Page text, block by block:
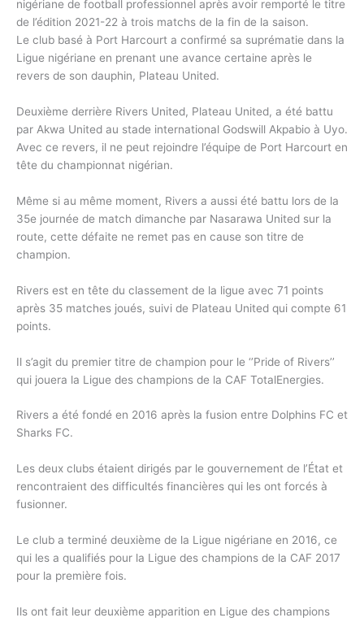
nigériane de football professionnel après avoir remporté le titre
de l’édition 2021-22 à trois matchs de la fin de la saison.
Le club basé à Port Harcourt a confirmé sa suprématie dans la
Ligue nigériane en prenant une avance certaine après le
revers de son dauphin, Plateau United.
Deuxième derrière Rivers United, Plateau United, a été battu
par Akwa United au stade international Godswill Akpabio à Uyo.
Avec ce revers, il ne peut rejoindre l’équipe de Port Harcourt en
tête du championnat nigérian.
Même si au même moment, Rivers a aussi été battu lors de la
35e journée de match dimanche par Nasarawa United sur la
route, cette défaite ne remet pas en cause son titre de
champion.
Rivers est en tête du classement de la ligue avec 71 points
après 35 matches joués, suivi de Plateau United qui compte 61
points.
Il s’agit du premier titre de champion pour le ‘’Pride of Rivers’’
qui jouera la Ligue des champions de la CAF TotalEnergies.
Rivers a été fondé en 2016 après la fusion entre Dolphins FC et
Sharks FC.
Les deux clubs étaient dirigés par le gouvernement de l’État et
rencontraient des difficultés financières qui les ont forcés à
fusionner.
Le club a terminé deuxième de la Ligue nigériane en 2016, ce
qui les a qualifiés pour la Ligue des champions de la CAF 2017
pour la première fois.
Ils ont fait leur deuxième apparition en Ligue des champions